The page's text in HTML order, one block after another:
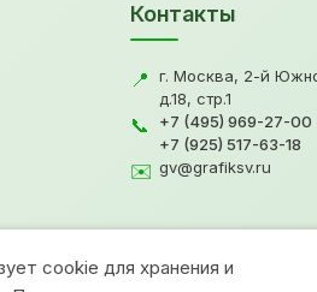
Контакты
📍
г. Москва, 2-й
д.18, стр.1
📞 +7 (495) 969-27-00
+7 (925) 517-63-18
✉️ gv@grafiksv.ru
cookie для хранения и